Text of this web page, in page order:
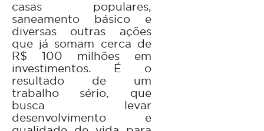
casas populares,
saneamento básico e
diversas outras ações
que já somam cerca de
R$ 100 milhões em
investimentos. É o
resultado de um
trabalho sério, que
busca levar
desenvolvimento e